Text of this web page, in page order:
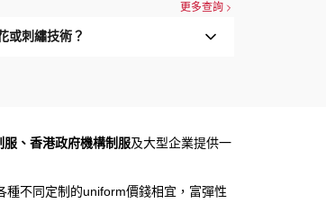
更多查詢
或刺繡技術？
、香港政府機構制服及大型企業提供一
種不同定制的uniform價錢相宜，富彈性